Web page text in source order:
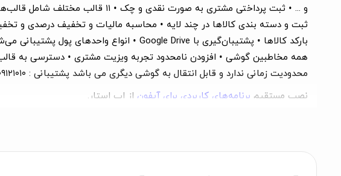
ثبت و دسته بندی کالاها در چند لایه • محاسبه مالیات و تخفیف درصدی و
همه مخاطبین گوشی • افزودن نامحدود تجربه ویزیت مشتری • دسترسی به
محدودیت زمانی ندارد و قابل انتقال به گوشی دیگری می باشد پشتیبانی : ۰۹۱۰۹۱۲۱۰۱۰
نصب مستقیم برنامه‌های کاربردی برای آیفون از اپ استار.